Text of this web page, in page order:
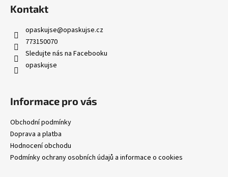
Kontakt
opaskujse@opaskujse.cz
773150070
Sledujte nás na Facebooku
opaskujse
Informace pro vás
Obchodní podmínky
Doprava a platba
Hodnocení obchodu
Podmínky ochrany osobních údajů a informace o cookies